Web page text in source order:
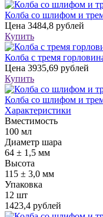
Колба со шлифом и
Цена 3484,8 рублей
Купить
Колба с тремя
Цена 3935,69 рублей
Купить
Колба со шлифом и
Характеристики
Вместимость
100 мл
Диаметр шара
64 ± 1,5 мм
Высота
115 ± 3,0 мм
Упаковка
12 шт
1423,4 рублей